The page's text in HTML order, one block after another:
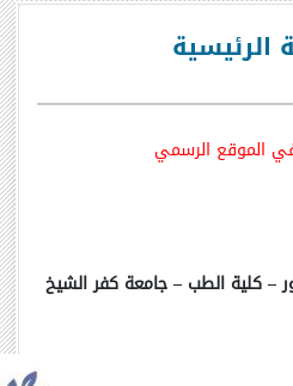
الرئيسية
الموقع الرسمي
– كلية الطب – جامعة كفر الشيخ